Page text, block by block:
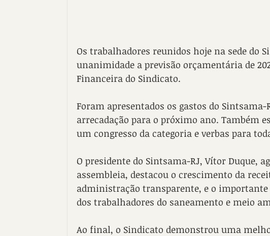
Os trabalhadores reunidos hoje na sede do
unanimidade a previsão orçamentária de
Financeira do Sindicato.
Foram apresentados os gastos do Sintsama-
arrecadação para o próximo ano. Também
um congresso da categoria e verbas para
O presidente do Sintsama-RJ, Vítor Duque,
assembleia, destacou o crescimento da
administração transparente, e o
dos trabalhadores do saneamento e meio
Ao final, o Sindicato demonstrou uma